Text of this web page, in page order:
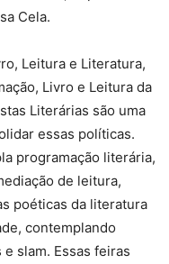
Cela.
Leitura e Literatura,
Livro e Leitura da
Literárias são uma
essas políticas.
programação literária,
de leitura,
poéticas da literatura
contemplando
slam. Essas feiras